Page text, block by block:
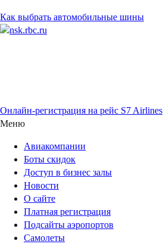
Как выбрать автомобильные шины
Онлайн-регистрация на рейс S7 Airlines
Меню
Авиакомпании
Боты скидок
Доступ в бизнес залы
Новости
О сайте
Платная регистрация
Подсайты аэропортов
Самолеты